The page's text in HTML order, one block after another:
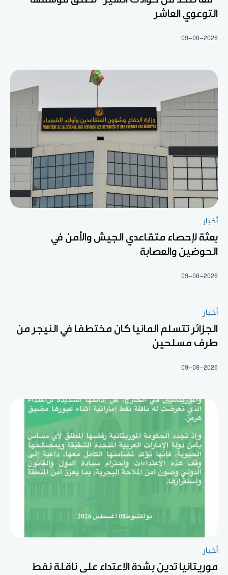
التوعوي العاشر
09-08-2026
أخبار
بعثة لإحصاء متقاعدي الجيش والأمن في
الحوضين والعصابة
09-08-2026
أخبار
الجزائر تتسلم ألمانيا كان مختطفا في النيجر من
طرف مسلحين
09-08-2026
أخبار
موريتانيا تدين بشدة الاعتداء على ناقلة نفط